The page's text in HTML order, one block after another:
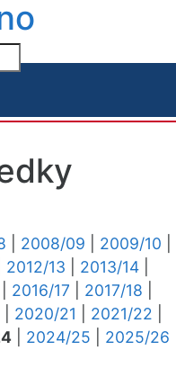
2008/09 2009/10
2012/13 2013/14
2016/17 2017/18
2020/21 2021/22
2024/25
2025/26